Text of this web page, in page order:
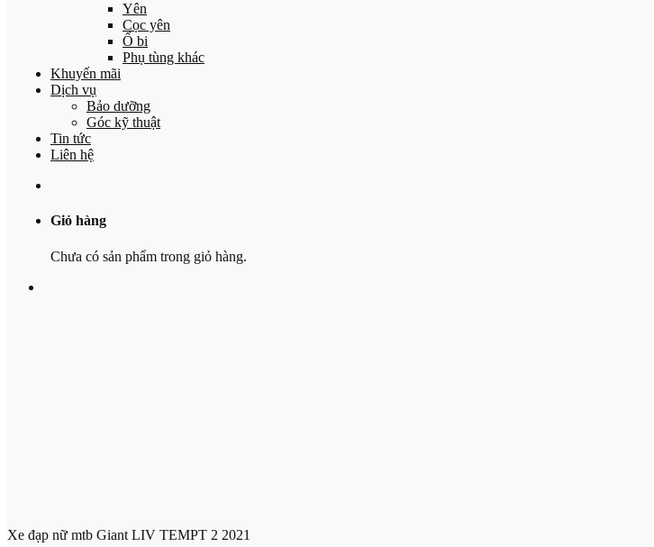
Yên
Cọc yên
Ổ bi
Phụ tùng khác
Khuyến mãi
Dịch vụ
Bảo dưỡng
Góc kỹ thuật
Tin tức
Liên hệ
Giỏ hàng
Chưa có sản phẩm trong giỏ hàng.
Xe đạp nữ mtb Giant LIV TEMPT 2 2021